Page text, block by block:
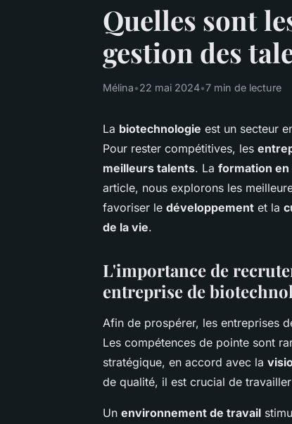
Quelles sont
gestion des
Mélina•22 mai 2024•7 min de lecture
La biotechnologie est un secteur
Pour rester compétitives, les
meilleurs talents. La formation
article, nous explorons les
favoriser le développement et la
de la vie.
L'importance de
entreprise de
Afin de prospérer, les entreprises
Les compétences de pointe sont
stratégique, en accord avec la
de qualité, il est crucial de
Un environnement de travail